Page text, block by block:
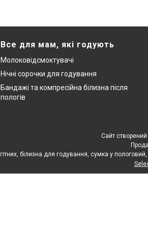
Все для мам, які годують
Молоковідсмоктувачі
Нічні сорочки для годування
Бандажі та компресійна білизна після
пологів
Сайт